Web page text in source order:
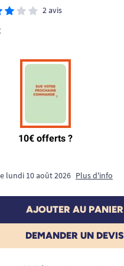
2 avis
lundi 10 août 2026 Plus d'info
AJOUTER AU PANIER
DEMANDER UN DEVIS